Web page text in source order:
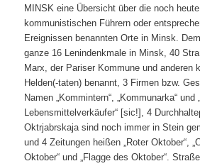
MINSK eine Übersicht über die noch
kommunistischen Führern oder
Ereignissen benannten Orte in Minsk.
ganze 16 Lenindenkmale in Minsk, 40
Marx, der Pariser Kommune und anderen
Helden(-taten) benannt, 3 Firmen bzw.
Namen „Kommintern“, „Kommunarka“ und
Lebensmittelverkäufer“ [sic!], 4
Oktrjabrskaja sind noch immer in Stein
und 4 Zeitungen heißen „Roter Oktober“,
Oktober“ und „Flagge des Oktober“.